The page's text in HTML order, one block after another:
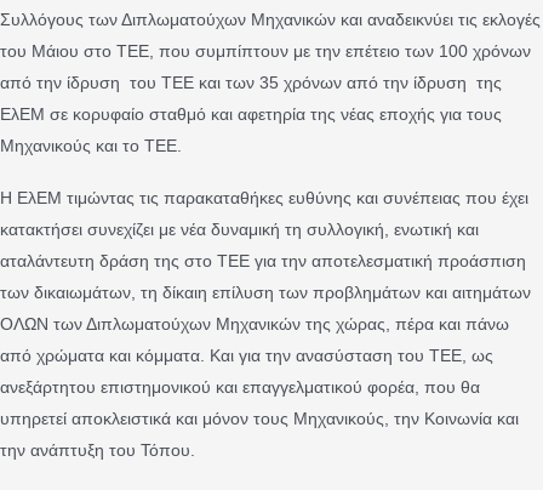
Συλλόγους των Διπλωματούχων Μηχανικών και αναδεικνύει τις εκλογές
του Μάιου στο ΤΕΕ, που συμπίπτουν με την επέτειο των 100 χρόνων
από την ίδρυση του ΤΕΕ και των 35 χρόνων από την ίδρυση της
ΕλΕΜ σε κορυφαίο σταθμό και αφετηρία της νέας εποχής για τους
Μηχανικούς και το ΤΕΕ.
Η ΕλΕΜ τιμώντας τις παρακαταθήκες ευθύνης και συνέπειας που έχει
κατακτήσει συνεχίζει με νέα δυναμική τη συλλογική, ενωτική και
αταλάντευτη δράση της στο ΤΕΕ για την αποτελεσματική προάσπιση
των δικαιωμάτων, τη δίκαιη επίλυση των προβλημάτων και αιτημάτων
ΟΛΩΝ των Διπλωματούχων Μηχανικών της χώρας, πέρα και πάνω
από χρώματα και κόμματα. Και για την ανασύσταση του ΤΕΕ, ως
ανεξάρτητου επιστημονικού και επαγγελματικού φορέα, που θα
υπηρετεί αποκλειστικά και μόνον τους Μηχανικούς, την Κοινωνία και
την ανάπτυξη του Τόπου.